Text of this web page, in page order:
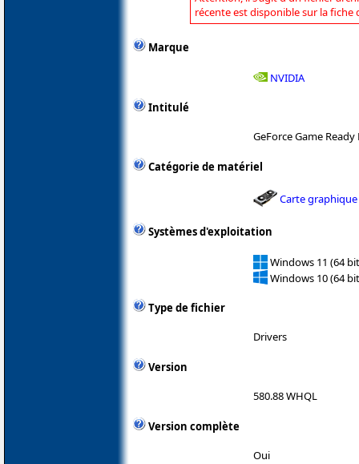
récente est disponible sur la fiche
Marque
NVIDIA
Intitulé
GeForce Game Ready
Catégorie de matériel
Carte graphique
Systèmes d'exploitation
Windows 11 (64
Windows 10 (64
Type de fichier
Drivers
Version
580.88 WHQL
Version complète
Oui